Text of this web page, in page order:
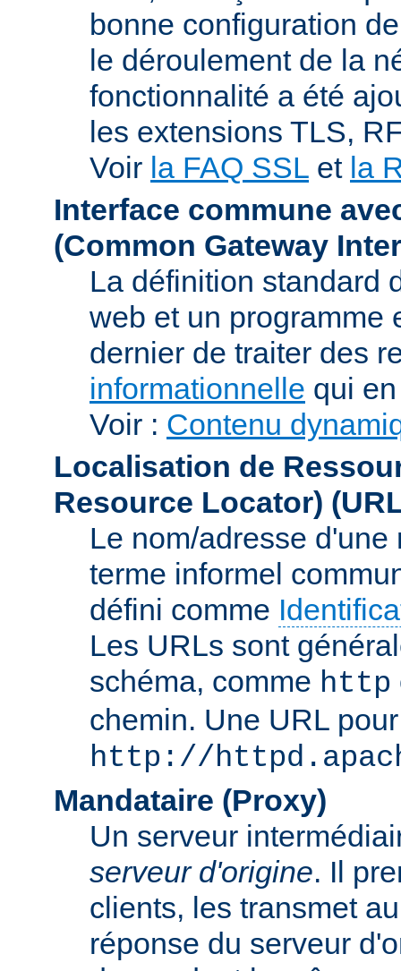
bonne configuration
le déroulement de la
fonctionnalité a été
les extensions TLS,
Voir la FAQ SSL et la
Interface commune
(Common Gateway
La définition standard
web et un programme
dernier de traiter des
informationnelle qui
Voir : Contenu
Localisation de
Resource Locator)
Le nom/adresse
terme informel
défini comme
Les URLs sont
schéma, comme http
chemin. Une URL
http://
Mandataire (Proxy)
Un serveur
serveur d'origine. Il
clients, les transmet
réponse du serveur